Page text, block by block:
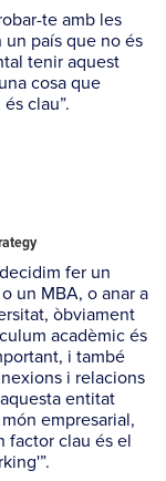
te amb les
un país que no és
tenir aquest
cosa que
clau”.
fer un
un MBA, o anar a
òbviament
acadèmic és
i també
i relacions
entitat
empresarial,
factor clau és el